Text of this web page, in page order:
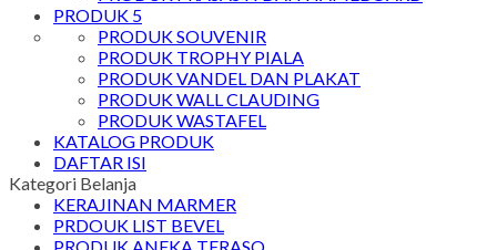
PRODUK 5
PRODUK SOUVENIR
PRODUK TROPHY PIALA
PRODUK VANDEL DAN PLAKAT
PRODUK WALL CLAUDING
PRODUK WASTAFEL
KATALOG PRODUK
DAFTAR ISI
Kategori Belanja
KERAJINAN MARMER
PRDOUK LIST BEVEL